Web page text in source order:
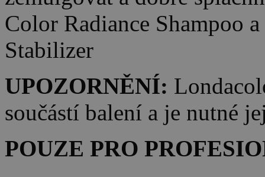
Color Radiance Shampoo
Stabilizer
UPOZORNĚNÍ:
součástí balení a je nutné
POUZE PRO